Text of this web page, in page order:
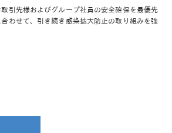
引先様およびグループ社員の安全確保を最優先
わせて、引き続き感染拡大防止の取り組みを強